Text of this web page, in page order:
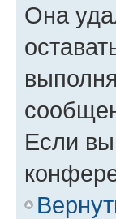
Она
Если